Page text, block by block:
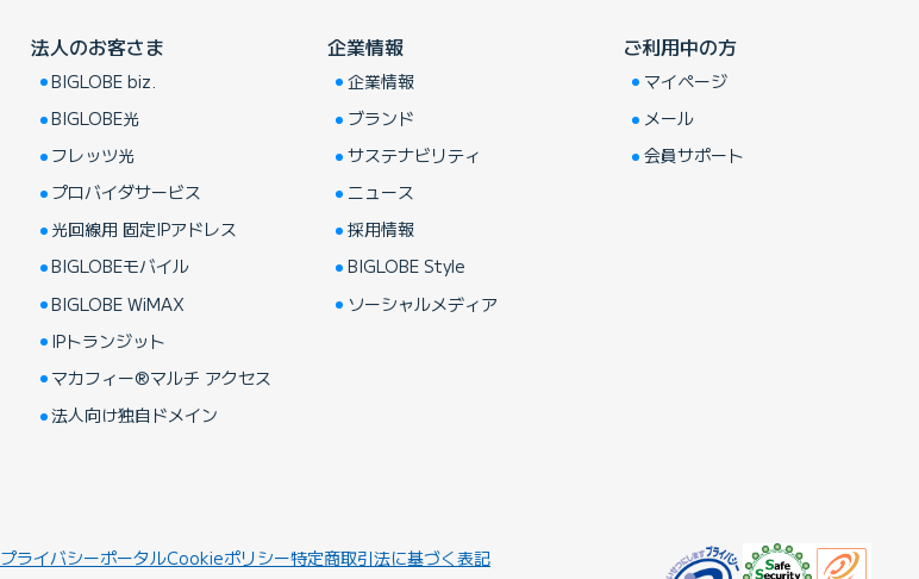
法人のお客さま
BIGLOBE biz.
BIGLOBE光
フレッツ光
プロバイダサービス
光回線用 固定IPアドレス
BIGLOBEモバイル
BIGLOBE WiMAX
IPトランジット
マカフィー®マルチ アクセス
法人向け独自ドメイン
企業情報
企業情報
ブランド
サステナビリティ
ニュース
採用情報
BIGLOBE Style
ソーシャルメディア
ご利用中の方
マイページ
メール
会員サポート
プライバシーポータルCookieポリシー特定商取引法に基づく表記